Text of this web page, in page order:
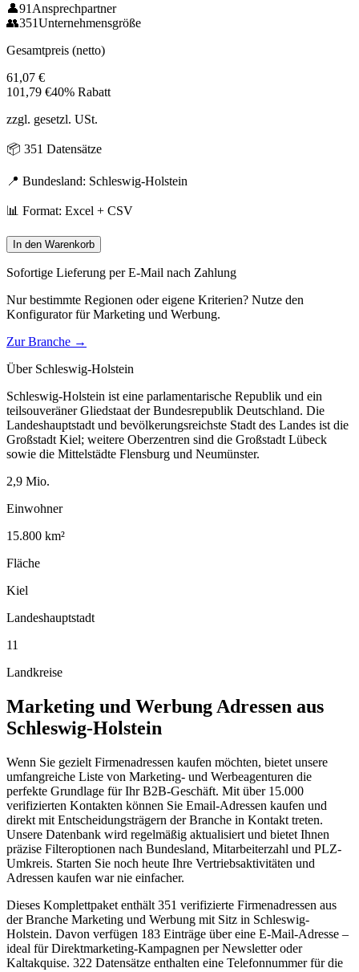
👤91 Ansprechpartner
👥351Unternehmensgröße
Gesamtpreis (netto)
61,07 €
101,79 €40% Rabatt
zzgl. gesetzl. USt.
📦 351 Datensätze
📍 Bundesland: Schleswig-Holstein
📊 Format: Excel + CSV
In den Warenkorb
Sofortige Lieferung per E-Mail nach Zahlung
Nur bestimmte Regionen oder eigene Kriterien? Nutze den
Konfigurator fürMarketing und Werbung.
Zur Branche →
Über Schleswig-Holstein
Schleswig-Holstein ist eine parlamentarische Republik und ein
teilsouveräner Gliedstaat der Bundesrepublik Deutschland. Die
Landeshauptstadt und bevölkerungsreichste Stadt des Landes ist die
Großstadt Kiel; weitere Oberzentren sind die Großstadt Lübeck
sowie die Mittelstädte Flensburg und Neumünster.
2,9 Mio.
Einwohner
15.800 km²
Fläche
Kiel
Landeshauptstadt
11
Landkreise
Marketing und Werbung Adressen aus
Schleswig-Holstein
Wenn Sie gezielt Firmenadressen kaufen möchten, bietet unsere
umfangreiche Liste von Marketing- und Werbeagenturen die
perfekte Grundlage für Ihr B2B-Geschäft. Mit über 15.000
verifizierten Kontakten können Sie Email-Adressen kaufen und
direkt mit Entscheidungsträgern der Branche in Kontakt treten.
Unsere Datenbank wird regelmäßig aktualisiert und bietet Ihnen
präzise Filteroptionen nach Bundesland, Mitarbeiterzahl und PLZ-
Umkreis. Starten Sie noch heute Ihre Vertriebsaktivitäten und
Adressen kaufen war nie einfacher.
Dieses Komplettpaket enthält 351 verifizierte Firmenadressen aus
der Branche Marketing und Werbung mit Sitz in Schleswig-
Holstein. Davon verfügen 183 Einträge über eine E-Mail-Adresse –
ideal für Direktmarketing-Kampagnen per Newsletter oder
Kaltakquise. 322 Datensätze enthalten eine Telefonnummer für die